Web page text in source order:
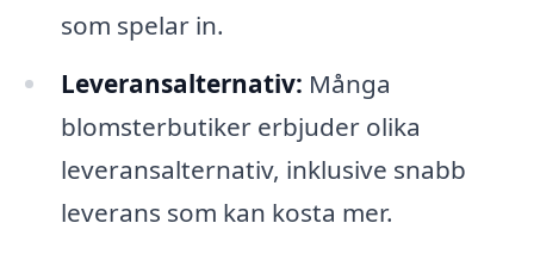
som spelar in.
Leveransalternativ: Många
blomsterbutiker erbjuder olika
leveransalternativ, inklusive snabb
leverans som kan kosta mer.